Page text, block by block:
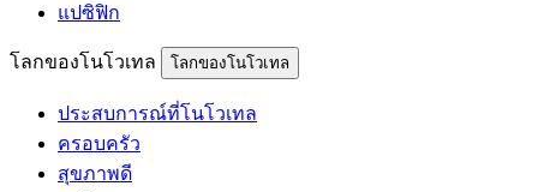
แปซิฟิก
โลกของโนโวเทล โลกของโนโวเทล
ประสบการณ์ที่โนโวเทล
ครอบครัว
สุขภาพดี